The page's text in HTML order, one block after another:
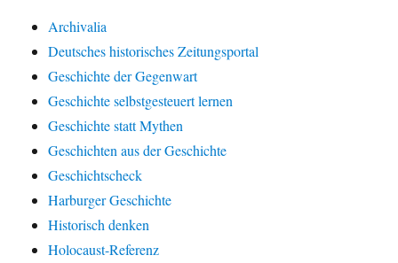
Archivalia
Deutsches historisches Zeitungsportal
Geschichte der Gegenwart
Geschichte selbstgesteuert lernen
Geschichte statt Mythen
Geschichten aus der Geschichte
Geschichtscheck
Harburger Geschichte
Historisch denken
Holocaust-Referenz